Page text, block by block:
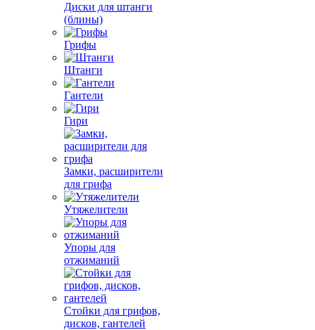
Диски для штанги
(блины)
Грифы
Штанги
Гантели
Гири
Замки, расширители
для грифа
Утяжелители
Упоры для
отжиманий
Стойки для грифов,
дисков, гантелей